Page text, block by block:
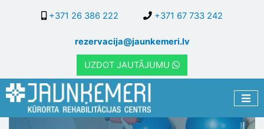
galveno
saturu
+371 26 386 222 +371 67 733 242
rezervacija@jaunkemeri.lv
UZDOT JAUTĀJUMU